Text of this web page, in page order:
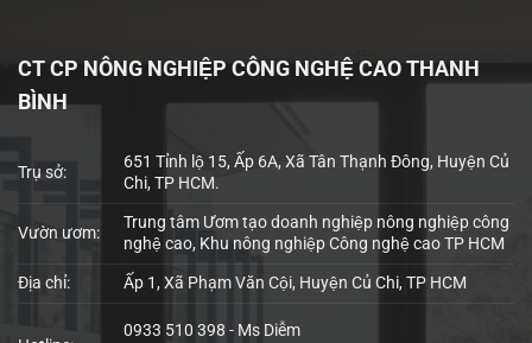
CT CP NÔNG NGHIỆP CÔNG NGHỆ CAO THANH
BÌNH
Trụ sở:
651 Tỉnh lộ 15, Ấp 6A, Xã Tân Thạnh Đông, Huyện Củ
Chi, TP HCM.
Vườn ươm:
Trung tâm Ươm tạo doanh nghiệp nông nghiệp công
nghệ cao, Khu nông nghiệp Công nghệ cao TP HCM
Địa chỉ: Ấp 1, Xã Phạm Văn Cội, Huyện Củ Chi, TP HCM
0933 510 398 - Ms Diễm